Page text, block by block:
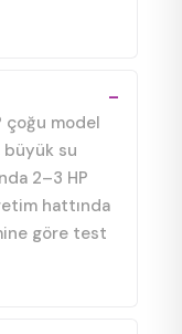
çoğu model
büyük su
2–3 HP
hattında
göre test